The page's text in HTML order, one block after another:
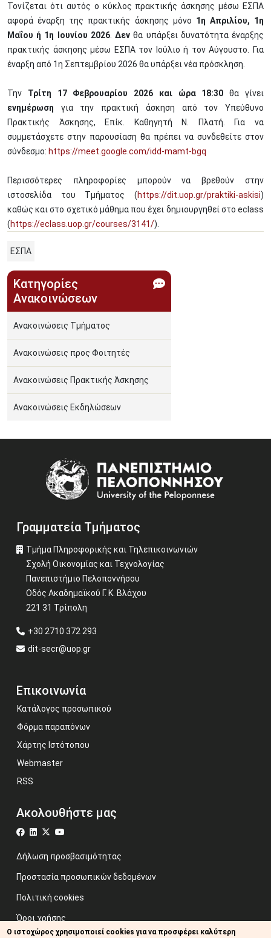
Τονίζεται ότι αυτός ο κύκλος πρακτικής άσκησης μέσω ΕΣΠΑ
αφορά έναρξη της πρακτικής άσκησης μόνο 1η Απριλίου, 1η
Μαΐου ή 1η Ιουνίου 2026.Δεν θα υπάρξει δυνατότητα έναρξης
πρακτικής άσκησης μέσω ΕΣΠΑ τον Ιούλιο ή τον Αύγουστο. Για
έναρξη από 1η Σεπτεμβρίου 2026 θα υπάρξει νέα πρόσκληση.
Την Τρίτη 17 Φεβρουαρίου 2026 και ώρα 18:30 θα γίνει
ενημέρωση για την πρακτική άσκηση από τον Υπεύθυνο
Πρακτικής Άσκησης, Επίκ. Καθηγητή Ν. Πλατή. Για να
συμμετάσχετε στην παρουσίαση θα πρέπει να συνδεθείτε στον
σύνδεσμο: https://meet.google.com/idd-mamt-bgq
Περισσότερες πληροφορίες μπορούν να βρεθούν στην
ιστοσελίδα του Τμήματος (https://dit.uop.gr/praktiki-askisi)
καθώς και στο σχετικό μάθημα που έχει δημιουργηθεί στο eclass
(https://eclass.uop.gr/courses/3141/).
ΕΣΠΑ
Κατηγορίες
Ανακοινώσεων
Ανακοινώσεις Τμήματος
Ανακοινώσεις προς Φοιτητές
Ανακοινώσεις Πρακτικής Άσκησης
Ανακοινώσεις Εκδηλώσεων
Γραμματεία Τμήματος
Τμήμα Πληροφορικής και Τηλεπικοινωνιών
Σχολή Οικονομίας και Τεχνολογίας
Πανεπιστήμιο Πελοποννήσου
Οδός Ακαδημαϊκού Γ. Κ. Βλάχου
221 31 Τρίπολη
+30 2710 372 293
dit-secr@uop.gr
Επικοινωνία
Κατάλογος προσωπικού
Φόρμα παραπόνων
Χάρτης Ιστότοπου
Webmaster
RSS
Ακολουθήστε μας
Δήλωση προσβασιμότητας
Προστασία προσωπικών δεδομένων
Πολιτική cookies
Όροι χρήσης
Ο ιστοχώρος χρησιμοποιεί cookies για να προσφέρει καλύτερη